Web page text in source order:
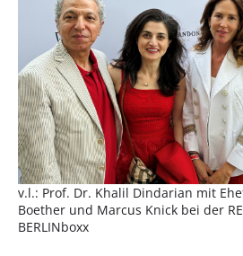
v.l.: Prof. Dr. Khalil Dindarian mit
Boether und Marcus Knick bei der
BERLINboxx